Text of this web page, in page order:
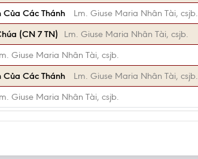
Các Thánh
Lm. Giuse Maria Nhân Tài, csjb.
(CN 7 TN)
Lm. Giuse Maria Nhân Tài, csjb.
Giuse Maria Nhân Tài, csjb.
Các Thánh
Lm. Giuse Maria Nhân Tài, csjb.
Giuse Maria Nhân Tài, csjb.